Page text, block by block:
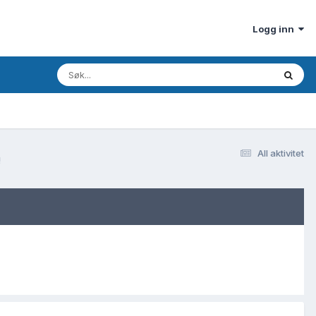
Logg inn
All aktivitet